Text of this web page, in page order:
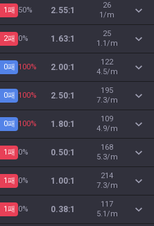
1패 50% 2.55:1
26
1/m
2패 0% 1.63:1
25
1.1/m
0패 100% 2.00:1
122
4.5/m
0패 100% 2.50:1
195
7.3/m
0패 100% 1.80:1
109
4.9/m
1패 0% 0.50:1
168
5.3/m
1패 0% 1.00:1
214
7.3/m
1패 0% 0.38:1
117
5.1/m